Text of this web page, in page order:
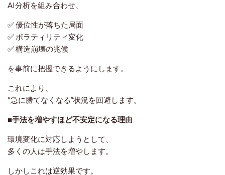
AI分析を組み合わせ、
✅ 優位性が落ちた局面
✅ ボラティリティ変化
✅ 構造崩壊の兆候
を事前に把握できるようにします。
これにより、
“急に勝てなくなる”状況を回避します。
■手法を増やすほど不安定になる理由
環境変化に対応しようとして、
多くの人は手法を増やします。
しかしこれは逆効果です。